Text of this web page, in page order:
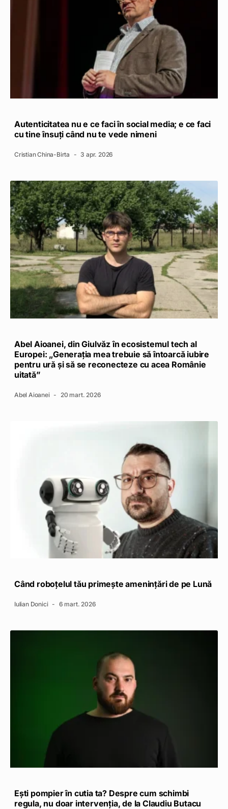
Autenticitatea nu e ce faci în social media; e ce faci
cu tine însuți când nu te vede nimeni
Cristian China-Birta 3 apr. 2026
Abel Aioanei, din Giulvăz în ecosistemul tech al
Europei: „Generația mea trebuie să întoarcă iubire
pentru ură și să se reconecteze cu acea Românie
uitată”
Abel Aioanei 20 mart. 2026
Când roboțelul tău primește amenințări de pe Lună
Iulian Donici 6 mart. 2026
Ești pompier în cutia ta? Despre cum schimbi
regula, nu doar intervenția, de la Claudiu Butacu